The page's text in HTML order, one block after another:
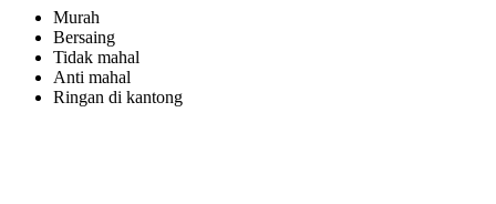
Murah
Bersaing
Tidak mahal
Anti mahal
Ringan di kantong